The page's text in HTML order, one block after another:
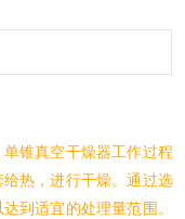
锥真空干燥器工作过程
热，进行干燥。通过选
到适宜的处理量范围。